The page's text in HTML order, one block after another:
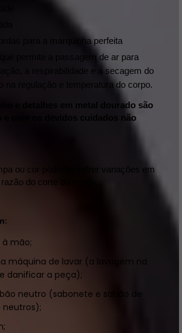
para a marquinha perfeita
que permite a passagem de ar para
a respirabilidade e a secagem do
na regulação e temperatura do corpo.
e detalhes em metal dourado são
e com os devidos cuidados não
ou cor poderão sofrer variações em
do corte do tecido.
à mão;
máquina de lavar (a lavagem na
danificar a peça);
neutro (sabonete e sabão de
neutros);